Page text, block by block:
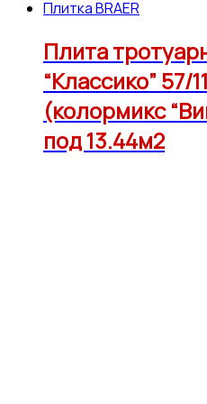
Плитка BRAER
Плита
“Классико” 57/
(колормикс
под 13.44м2